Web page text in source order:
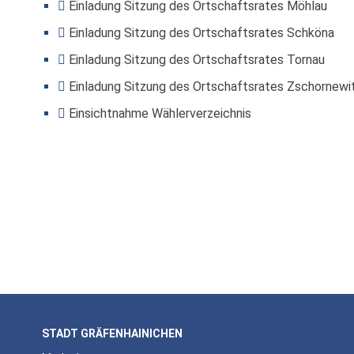
Einladung Sitzung des Ortschaftsrates Möhlau
Einladung Sitzung des Ortschaftsrates Schköna
Einladung Sitzung des Ortschaftsrates Tornau
Einladung Sitzung des Ortschaftsrates
Einsichtnahme Wählerverzeichnis
STADT GRÄFENHAINICHEN